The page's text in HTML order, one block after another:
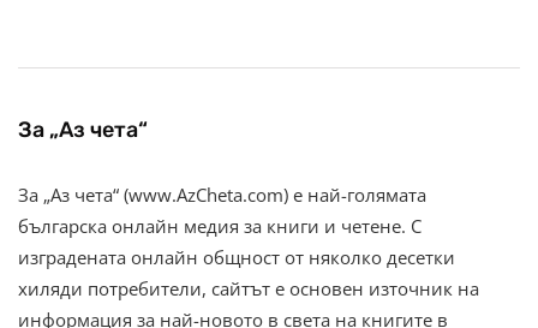
За „Аз чета“
За „Аз чета“ (www.AzCheta.com) е най-голямата
българска онлайн медия за книги и четене. С
изградената онлайн общност от няколко десетки
хиляди потребители, сайтът е основен източник на
информация за най-новото в света на книгите в